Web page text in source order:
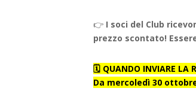
👉 I soci del Club
prezzo scontato!
🗓️ QUANDO INVIARE LA
Da mercoledì 30